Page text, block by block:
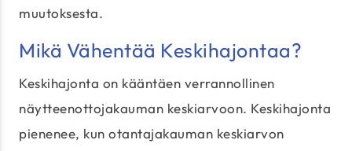
muutoksesta.
Mikä Vähentää Keskihajontaa?
Keskihajonta on kääntäen verrannollinen
näytteenottojakauman keskiarvoon. Keskihajonta
pienenee, kun otantajakauman keskiarvon